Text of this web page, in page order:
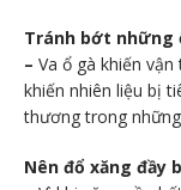
Tránh bớt những
– Va ổ gà khiến
khiến nhiên liệu bị
thương trong
Nên đổ xăng đầy